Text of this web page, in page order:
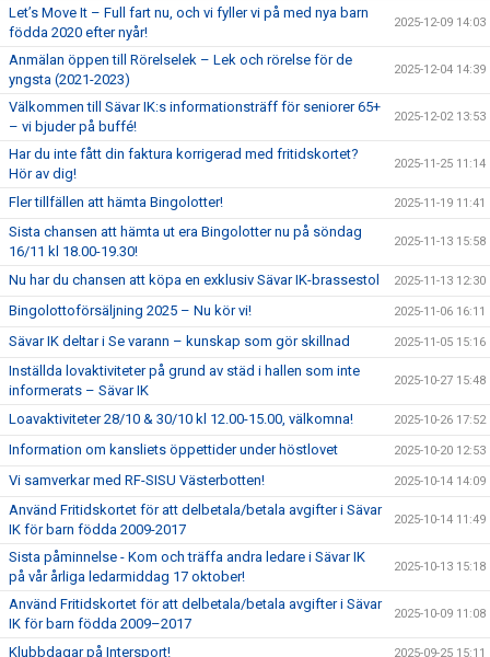
Let’s Move It – Full fart nu, och vi fyller vi på med nya barn
födda 2020 efter nyår!
2025-12-09 14:03
Anmälan öppen till Rörelselek – Lek och rörelse för de
yngsta (2021-2023)
2025-12-04 14:39
Välkommen till Sävar IK:s informationsträff för seniorer 65+
– vi bjuder på buffé!
2025-12-02 13:53
Har du inte fått din faktura korrigerad med fritidskortet?
Hör av dig!
2025-11-25 11:14
Fler tillfällen att hämta Bingolotter! 2025-11-19 11:41
Sista chansen att hämta ut era Bingolotter nu på söndag
16/11 kl 18.00-19.30!
2025-11-13 15:58
Nu har du chansen att köpa en exklusiv Sävar IK-brassestol 2025-11-13 12:30
Bingolottoförsäljning 2025 – Nu kör vi! 2025-11-06 16:11
Sävar IK deltar i Se varann – kunskap som gör skillnad 2025-11-05 15:16
Inställda lovaktiviteter på grund av städ i hallen som inte
informerats – Sävar IK
2025-10-27 15:48
Loavaktiviteter 28/10 & 30/10 kl 12.00-15.00, välkomna! 2025-10-26 17:52
Information om kansliets öppettider under höstlovet 2025-10-20 12:53
Vi samverkar med RF-SISU Västerbotten! 2025-10-14 14:09
Använd Fritidskortet för att delbetala/betala avgifter i Sävar
IK för barn födda 2009-2017
2025-10-14 11:49
Sista påminnelse - Kom och träffa andra ledare i Sävar IK
på vår årliga ledarmiddag 17 oktober!
2025-10-13 15:18
Använd Fritidskortet för att delbetala/betala avgifter i Sävar
IK för barn födda 2009–2017
2025-10-09 11:08
Klubbdagar på Intersport! 2025-09-25 15:11